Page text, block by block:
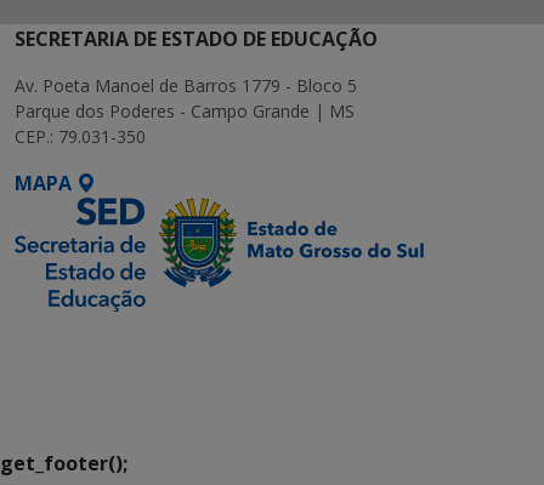
SECRETARIA DE ESTADO DE EDUCAÇÃO
Av. Poeta Manoel de Barros 1779 - Bloco 5
Parque dos Poderes - Campo Grande | MS
CEP.: 79.031-350
MAPA
get_footer();